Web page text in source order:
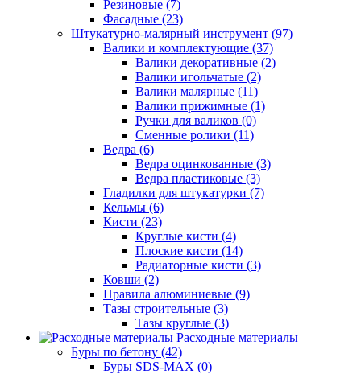
Резиновые (7)
Фасадные (23)
Штукатурно-малярный инструмент (97)
Валики и комплектующие (37)
Валики декоративные (2)
Валики игольчатые (2)
Валики малярные (11)
Валики прижимные (1)
Ручки для валиков (0)
Сменные ролики (11)
Ведра (6)
Ведра оцинкованные (3)
Ведра пластиковые (3)
Гладилки для штукатурки (7)
Кельмы (6)
Кисти (23)
Круглые кисти (4)
Плоские кисти (14)
Радиаторные кисти (3)
Ковши (2)
Правила алюминиевые (9)
Тазы строительные (3)
Тазы круглые (3)
Расходные материалы
Буры по бетону (42)
Буры SDS-MAX (0)